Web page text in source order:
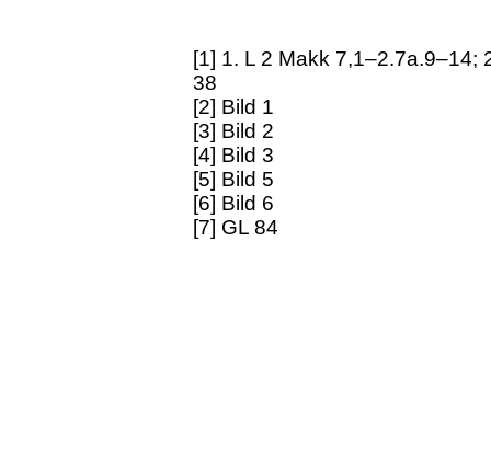
[1] 1. L 2 Makk 7,1–2.7a.9–14;
38
[2] Bild 1
[3] Bild 2
[4] Bild 3
[5] Bild 5
[6] Bild 6
[7] GL 84